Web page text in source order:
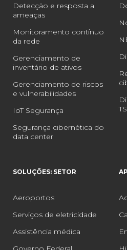
Detecção e resposta a
ameaças
Monitoramento contínuo
da rede
Gerenciamento de
inventário de ativos
Gerenciamento de riscos
e vulnerabilidades
IoT Segurança
Segurança cibernética do
data center
SOLUÇÕES: SETOR
Aeroportos
Serviços de eletricidade
Assistência médica